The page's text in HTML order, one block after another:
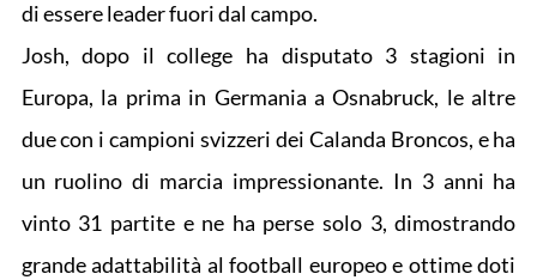
di essere leader fuori dal campo.
Josh, dopo il college ha disputato 3 stagioni in
Europa, la prima in Germania a Osnabruck, le altre
due con i campioni svizzeri dei Calanda Broncos, e ha
un ruolino di marcia impressionante. In 3 anni ha
vinto 31 partite e ne ha perse solo 3, dimostrando
grande adattabilità al football europeo e ottime doti